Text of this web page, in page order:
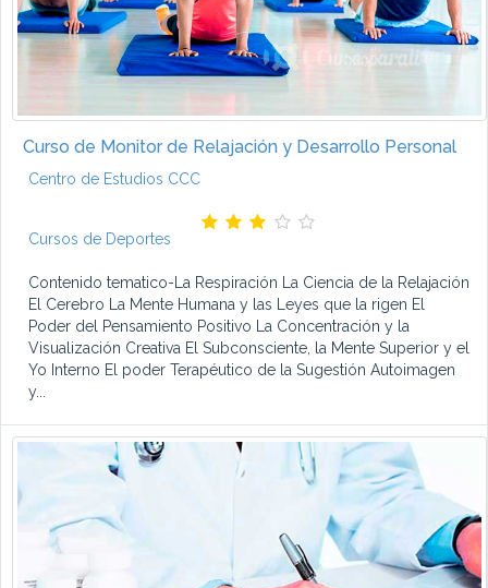
Curso de Monitor de Relajación y Desarrollo Personal
Centro de Estudios CCC
Cursos de Deportes
Contenido tematico-La Respiración La Ciencia de la Relajación
El Cerebro La Mente Humana y las Leyes que la rigen El
Poder del Pensamiento Positivo La Concentración y la
Visualización Creativa El Subconsciente, la Mente Superior y el
Yo Interno El poder Terapéutico de la Sugestión Autoimagen
y...